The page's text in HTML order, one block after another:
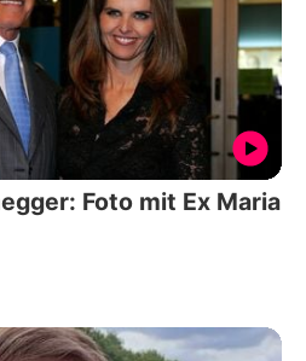
Foto mit Ex Maria